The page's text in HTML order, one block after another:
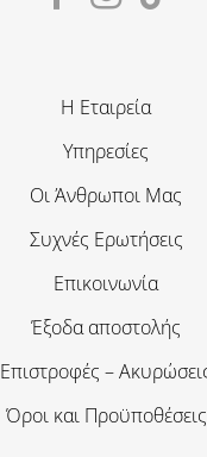
Η Εταιρεία
Υπηρεσίες
Οι Άνθρωποι Μας
Συχνές Ερωτήσεις
Επικοινωνία
Έξοδα αποστολής
Επιστροφές –
Όροι και Προϋποθέσεις